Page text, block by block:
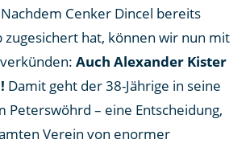
Cenker Dincel bereits
zugesichert hat, können wir nun mit
Auch Alexander Kister
Damit geht der 38-Jährige in seine
Peterswöhrd – eine Entscheidung,
Verein von enormer